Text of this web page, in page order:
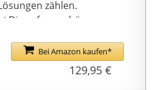
Form der
Badezimmerkeramik
hervorragende
Gestaltungsmöglichkeit
zählen.
✅ Diese formschöne
VBChome bietet
komfort auf höchstem
Niveau. Urinal mit
Bei Amazon kaufen*
129,95 €